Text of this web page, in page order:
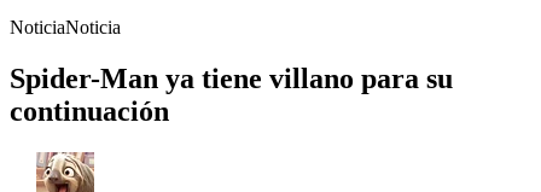
NoticiaNoticia
Spider-Man ya tiene villano para su
continuación